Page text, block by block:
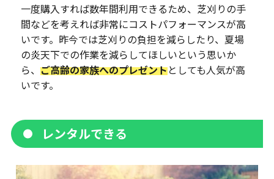
一度購入すれば数年間利用できるため、芝刈りの手
間などを考えれば非常にコストパフォーマンスが高
いです。昨今では芝刈りの負担を減らしたり、夏場
の炎天下での作業を減らしてほしいという思いか
ら、ご高齢の家族へのプレゼントとしても人気が高
いです。
レンタルできる